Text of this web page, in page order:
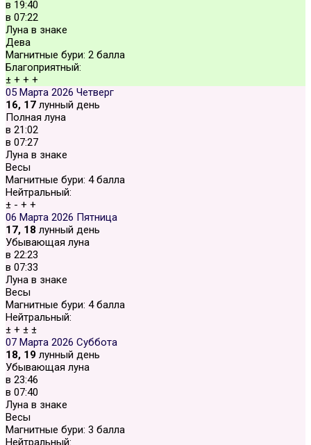
в 19:40
в 07:22
Луна в знаке
Дева
Магнитные бури: 2 балла
Благоприятный:
± + + +
05 Марта 2026 Четверг
16, 17 лунный день
Полная луна
в 21:02
в 07:27
Луна в знаке
Весы
Магнитные бури: 4 балла
Нейтральный:
± - + +
06 Марта 2026 Пятница
17, 18 лунный день
Убывающая луна
в 22:23
в 07:33
Луна в знаке
Весы
Магнитные бури: 4 балла
Нейтральный:
± + ± ±
07 Марта 2026 Суббота
18, 19 лунный день
Убывающая луна
в 23:46
в 07:40
Луна в знаке
Весы
Магнитные бури: 3 балла
Нейтральный: